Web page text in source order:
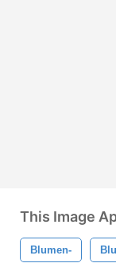
This Image
Blumen-